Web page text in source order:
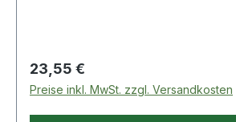
Regulärer Preis:
23,55 €
Preise inkl. MwSt. zzgl. Versandkosten